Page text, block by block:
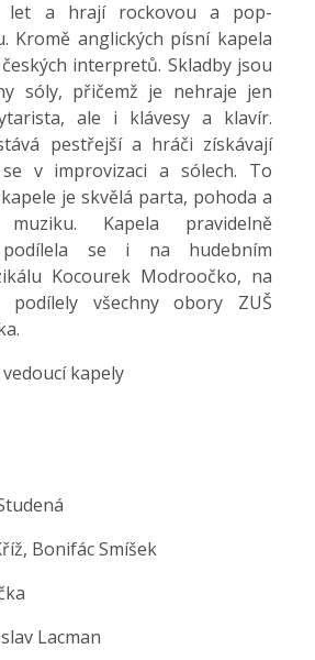
let a hrají rockovou a pop-
Kromě anglických písní kapela
interpretů. Skladby jsou
sóly, přičemž je nehraje jen
ale i klávesy a klavír.
pestřejší a hráči získávají
v improvizaci a sólech. To
je skvělá parta, pohoda a
Kapela pravidelně
podílela se i na hudebním
Kocourek Modroočko, na
všechny obory ZUŠ
kapely
Bonifác Smíšek
Lacman